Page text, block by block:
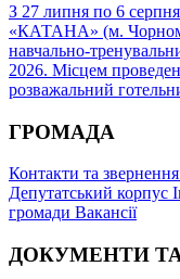
З 27 липня по 6
«КАТАНА» (м.
навчально-
2026. Місцем
розважальний
ГРОМАДА
Контакти та звернення
Депутатський корпус
громади Вакансії
ДОКУМЕНТИ